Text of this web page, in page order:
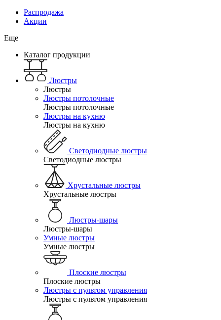
Распродажа
Акции
Еще
Каталог продукции
Люстры
Люстры
Люстры потолочные
Люстры потолочные
Люстры на кухню
Люстры на кухню
Светодиодные люстры
Светодиодные люстры
Хрустальные люстры
Хрустальные люстры
Люстры-шары
Люстры-шары
Умные люстры
Умные люстры
Плоские люстры
Плоские люстры
Люстры с пультом управления
Люстры с пультом управления